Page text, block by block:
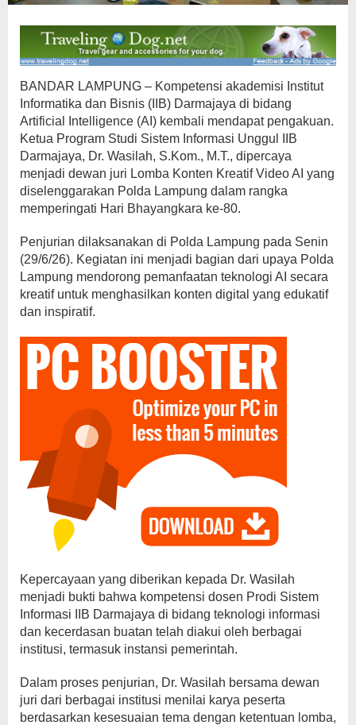
BANDAR LAMPUNG – Kompetensi akademisi Institut
Informatika dan Bisnis (IIB) Darmajaya di bidang
Artificial Intelligence (AI) kembali mendapat pengakuan.
Ketua Program Studi Sistem Informasi Unggul IIB
Darmajaya, Dr. Wasilah, S.Kom., M.T., dipercaya
menjadi dewan juri Lomba Konten Kreatif Video AI yang
diselenggarakan Polda Lampung dalam rangka
memperingati Hari Bhayangkara ke-80.
Penjurian dilaksanakan di Polda Lampung pada Senin
(29/6/26). Kegiatan ini menjadi bagian dari upaya Polda
Lampung mendorong pemanfaatan teknologi AI secara
kreatif untuk menghasilkan konten digital yang edukatif
dan inspiratif.
Kepercayaan yang diberikan kepada Dr. Wasilah
menjadi bukti bahwa kompetensi dosen Prodi Sistem
Informasi IIB Darmajaya di bidang teknologi informasi
dan kecerdasan buatan telah diakui oleh berbagai
institusi, termasuk instansi pemerintah.
Dalam proses penjurian, Dr. Wasilah bersama dewan
juri dari berbagai institusi menilai karya peserta
berdasarkan kesesuaian tema dengan ketentuan lomba,